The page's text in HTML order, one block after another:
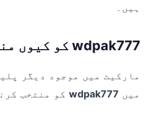
ہیں۔
wdpak777 کو کیوں منتخب کریں؟
مارکیٹ میں موجود دیگر
میں wdpak777 کو منتخب